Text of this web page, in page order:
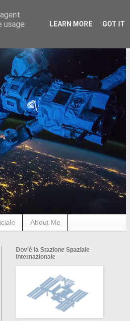
About Me
Dov'è la Stazione Spaziale
Internazionale
usage
LEARN MORE GOT IT